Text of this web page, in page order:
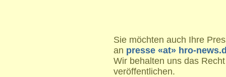
Sie möchten auch Ihre
an presse «at» hro-
Wir behalten uns das
veröffentlichen.